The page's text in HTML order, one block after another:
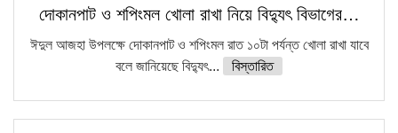
দোকানপাট ও শপিংমল খোলা রাখা নিয়ে বিদ্যুৎ বিভাগের…
ঈদুল আজহা উপলক্ষে দোকানপাট ও শপিংমল রাত ১০টা পর্যন্ত খোলা রাখা যাবে
বলে জানিয়েছে বিদ্যুৎ...
বিস্তারিত